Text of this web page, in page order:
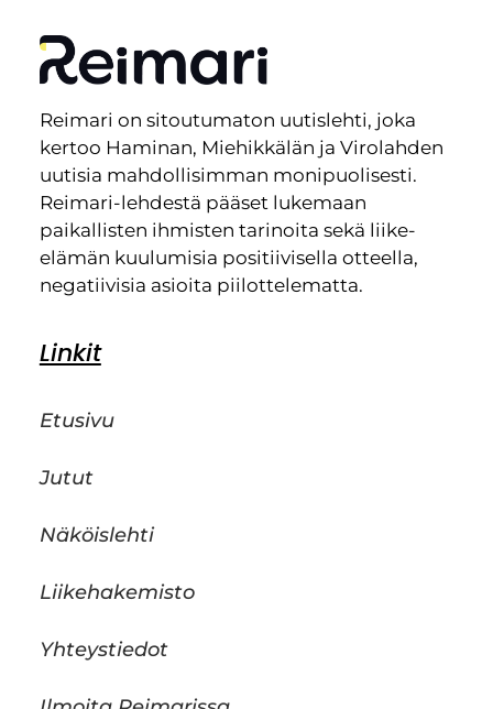
Reimari on sitoutumaton uutislehti, joka
kertoo Haminan, Miehikkälän ja Virolahden
uutisia mahdollisimman monipuolisesti.
Reimari-lehdestä pääset lukemaan
paikallisten ihmisten tarinoita sekä liike-
elämän kuulumisia positiivisella otteella,
negatiivisia asioita piilottelematta.
Linkit
Etusivu
Jutut
Näköislehti
Liikehakemisto
Yhteystiedot